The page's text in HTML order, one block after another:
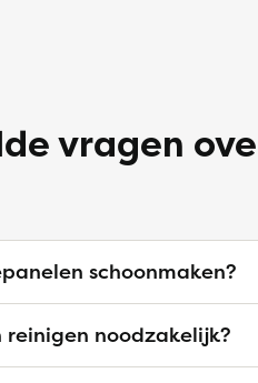
vragen
schoonmaken?
reinigen noodzakelijk?